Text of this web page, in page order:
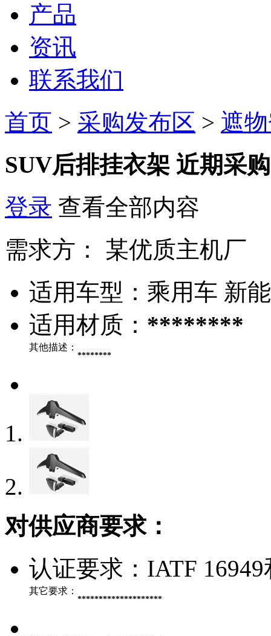
产品
资讯
联系我们
首页 > 采购发布区 > 遮
SUV后排挂衣架 近期采购
登录 查看全部内容
需求方：
某优质主机厂
适用车型： 乘用车 新
适用材质： ********
其他描述：
********
对供应商要求：
认证要求： IATF
其它要求：
********************